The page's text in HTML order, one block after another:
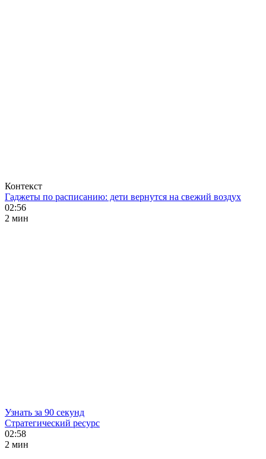
Контекст
Гаджеты по расписанию: дети вернутся на свежий воздух
02:56
2 мин
Узнать за 90 секунд
Стратегический ресурс
02:58
2 мин